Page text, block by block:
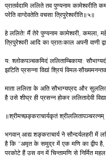
प्रातर्वदामि ललिते तव पुण्यनाम कामेश्वरीति
परेति वाग्देवतेति वचसा त्रिपुरेश्वरीति॥५॥
हे ललिते! मैं तेरे पुण्यनाम कामेश्वरी, कमला,
त्रिपुरेश्वरी आदि का प्रातःकाल अपनी वाणी
य: श्लोकपञ्चकमिदं ललिताम्बिकाया:
झटिति प्रसन्ना विद्यां श्रियं विमल-
माता ललिता के अति सौभाग्यप्रद और
है उसे शीघ्र ही प्रसन्न होकर ललितादेवी
॥श्रीमच्छङ्कराचार्यकृतं
भगवान् आद्य शङ्कराचार्य ने सौन्दर्यलहरी में
है कि “अमृत के समुद्र में एक मणि का द्वीप है,
परकोटे हैं उस वन में चिन्तामणि से निर्मित